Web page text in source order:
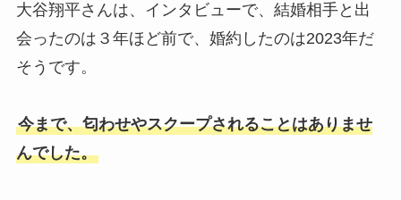
大谷翔平さんは、インタビューで、結婚相手と出
会ったのは３年ほど前で、婚約したのは2023年だ
そうです。
今まで、匂わせやスクープされることはありませ
んでした。